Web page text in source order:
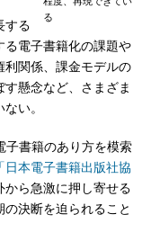
る
する
る電子書籍化の課題や
利関係、課金モデルの
懸念など、さまざま
い。
書籍のあり方を模索
本電子書籍出版社協
から急激に押し寄せる
決断を迫られること